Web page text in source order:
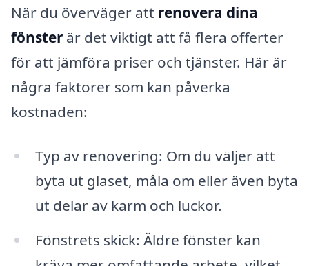
När du överväger att renovera dina
fönster är det viktigt att få flera offerter
för att jämföra priser och tjänster. Här är
några faktorer som kan påverka
kostnaden:
Typ av renovering: Om du väljer att
byta ut glaset, måla om eller även byta
ut delar av karm och luckor.
Fönstrets skick: Äldre fönster kan